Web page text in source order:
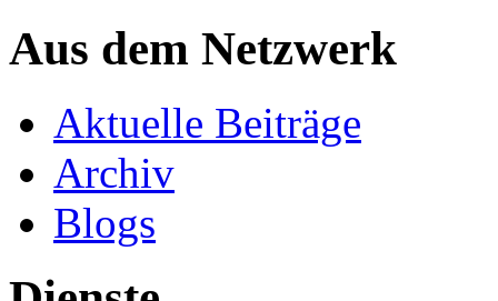
Aus dem Netzwerk
Aktuelle Beiträge
Archiv
Blogs